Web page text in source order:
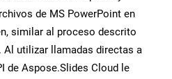
de MS PowerPoint en
similar al proceso descrito
Al utilizar llamadas directas a
de Aspose.Slides Cloud le